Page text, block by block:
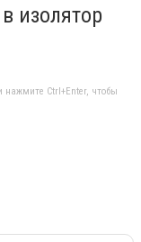
изолятор
нажмите Ctrl+Enter, чтобы